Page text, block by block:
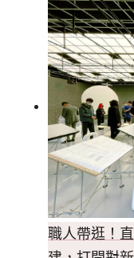
職人帶逛！